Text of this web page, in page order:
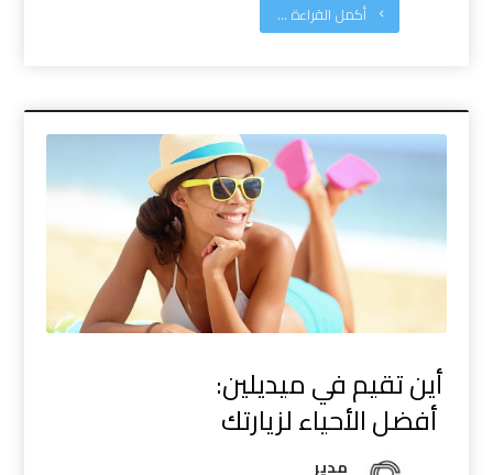
أكمل القراءة ...
أين تقيم في ميديلين:
أفضل الأحياء لزيارتك
مدیر